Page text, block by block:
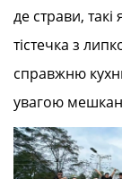
де страви,
тістечка з
справжню
увагою